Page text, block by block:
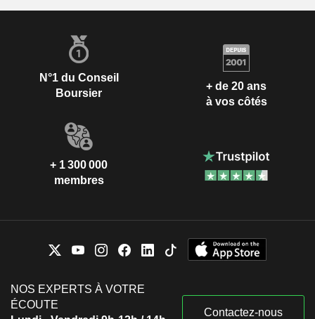
N°1 du Conseil
Boursier
+ de 20 ans
à vos côtés
+ 1 300 000
membres
NOS EXPERTS À VOTRE
ÉCOUTE
Contactez-nous